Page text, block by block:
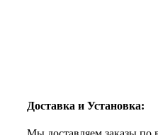
Доставка и Установка: